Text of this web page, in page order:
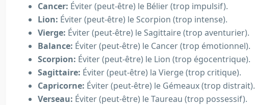
Cancer: Éviter (peut-être) le Bélier (trop impulsif).
Lion: Éviter (peut-être) le Scorpion (trop intense).
Vierge: Éviter (peut-être) le Sagittaire (trop aventurier).
Balance: Éviter (peut-être) le Cancer (trop émotionnel).
Scorpion: Éviter (peut-être) le Lion (trop égocentrique).
Sagittaire: Éviter (peut-être) la Vierge (trop critique).
Capricorne: Éviter (peut-être) le Gémeaux (trop distrait).
Verseau: Éviter (peut-être) le Taureau (trop possessif).